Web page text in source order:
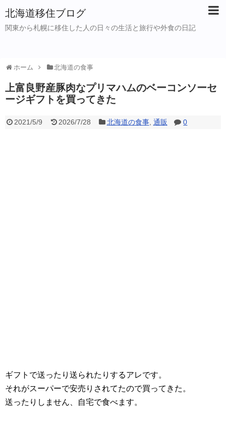
北海道移住ブログ
関東から札幌に移住した人の日々の生活と旅行や外食の日記
ホーム 北海道の食事
上富良野産豚肉なプリマハムのベーコンソーセ
ージギフトを買ってきた
2021/5/9 2026/7/28 北海道の食事, 通販 0
ギフトで送ったり送られたりするアレです。
それがスーパーで安売りされてたので買ってきた。
送ったりしません、自宅で食べます。